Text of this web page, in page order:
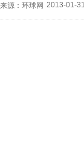
来源：环球网 2013-01-